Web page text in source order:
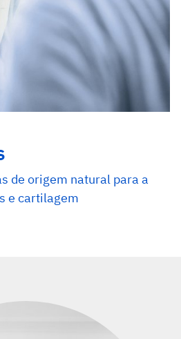
de origem natural para a
e cartilagem